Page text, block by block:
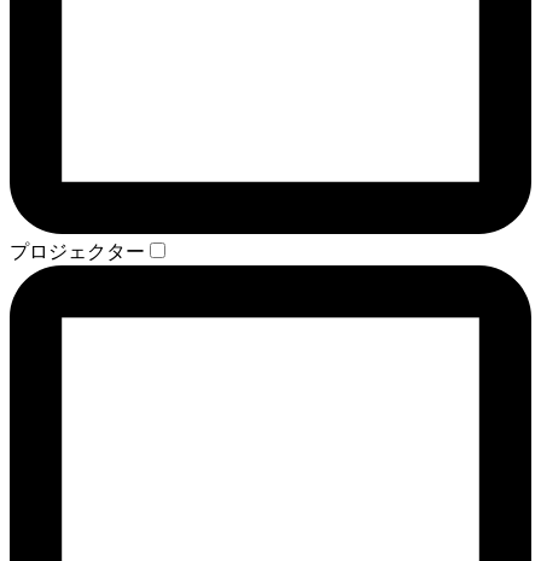
プロジェクター